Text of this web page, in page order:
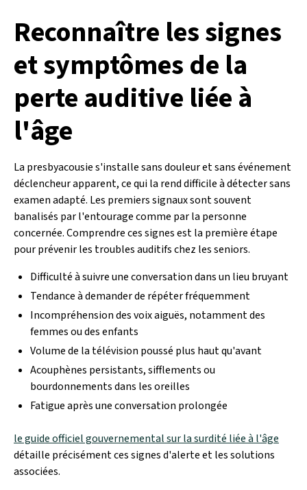
Reconnaître les signes
et symptômes de la
perte auditive liée à
l'âge
La presbyacousie s'installe sans douleur et sans événement
déclencheur apparent, ce qui la rend difficile à détecter sans
examen adapté. Les premiers signaux sont souvent
banalisés par l'entourage comme par la personne
concernée. Comprendre ces signes est la première étape
pour prévenir les troubles auditifs chez les seniors.
Difficulté à suivre une conversation dans un lieu bruyant
Tendance à demander de répéter fréquemment
Incompréhension des voix aiguës, notamment des
femmes ou des enfants
Volume de la télévision poussé plus haut qu'avant
Acouphènes persistants, sifflements ou
bourdonnements dans les oreilles
Fatigue après une conversation prolongée
le guide officiel gouvernemental sur la surdité liée à l'âge
détaille précisément ces signes d'alerte et les solutions
associées.